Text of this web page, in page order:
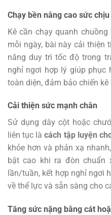
Chạy bền nâng cao sức
Kê cần chạy quanh
mỗi ngày, bài này cải thiện
năng duy trì tốc độ trong
nghỉ ngơi hợp lý giúp phục
toàn diện, đảm bảo chiến
Cải thiện sức mạnh chân
Sử dụng dây cột hoặc
liên tục làcách tập luyện
khỏe hơn và phản xạ
bật cao khi ra đòn chuẩn
lần/tuần, kết hợp nghỉ ngơi
về thể lực và sẵn sàng cho
Tăng sức nặng bằng cát